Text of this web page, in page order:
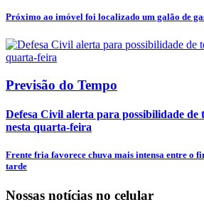
Próximo ao imóvel foi localizado um galão de
Previsão do Tempo
Defesa Civil alerta para possibilidade de
nesta quarta-feira
Frente fria favorece chuva mais intensa entre o
tarde
Nossas notícias no celular